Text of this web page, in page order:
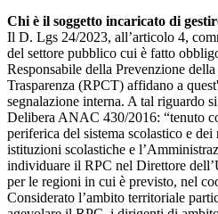
Chi è il soggetto incaricato di
Il D. Lgs 24/2023, all’articolo 4,
del settore pubblico cui è fatto
Responsabile della Prevenzione
Trasparenza (RPCT) affidano a
segnalazione interna. A tal riguardo
Delibera ANAC 430/2016: “tenuto
periferica del sistema scolastico e
istituzioni scolastiche e
individuare il RPC nel Direttore
per le regioni in cui è previsto, nel
Considerato l’ambito territoriale